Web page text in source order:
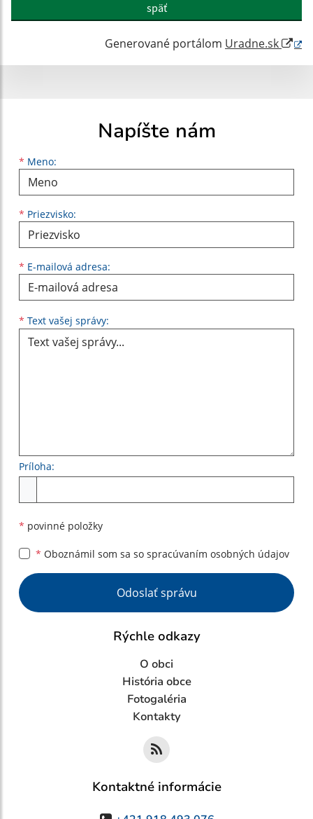
späť
Generované portálom Uradne.sk
Napíšte nám
* Meno:
Meno
* Priezvisko:
Priezvisko
* E-mailová adresa:
E-mailová adresa
* Text vašej správy:
Príloha:
* povinné položky
* Oboznámil som sa so spracúvaním osobných údajov
Google reCaptcha Response
Odoslať správu
Rýchle odkazy
O obci
História obce
Fotogaléria
Kontakty
Kontaktné informácie